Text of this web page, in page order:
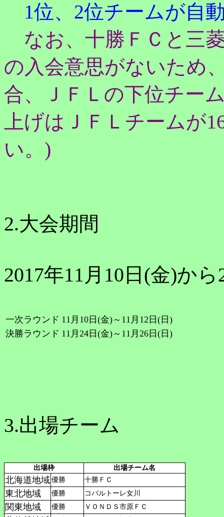
1位、2位チームが自
なお、十勝ＦＣと三
の入会意思がないため
合、
ＪＦＬの下位チー
上げはＪＦＬチームが
い。)
2.大会期間
2017年11月10日(金)か
一次ラウンド 11月10日(金)～11月12日(日)
決勝ラウンド 11月24日(金)～11月26日(日)
3.出場チーム
出場枠 出場チーム名
北海道地域 優勝 十勝ＦＣ
東北地域 優勝 コバルトーレ女川
関東地域 優勝 ＶＯＮＤＳ市原ＦＣ